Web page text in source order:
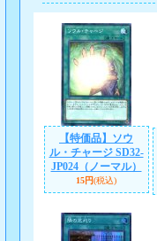
【特価品】ソウ
ル・チャージ SD32-
JP024（ノーマル）
15円(税込)